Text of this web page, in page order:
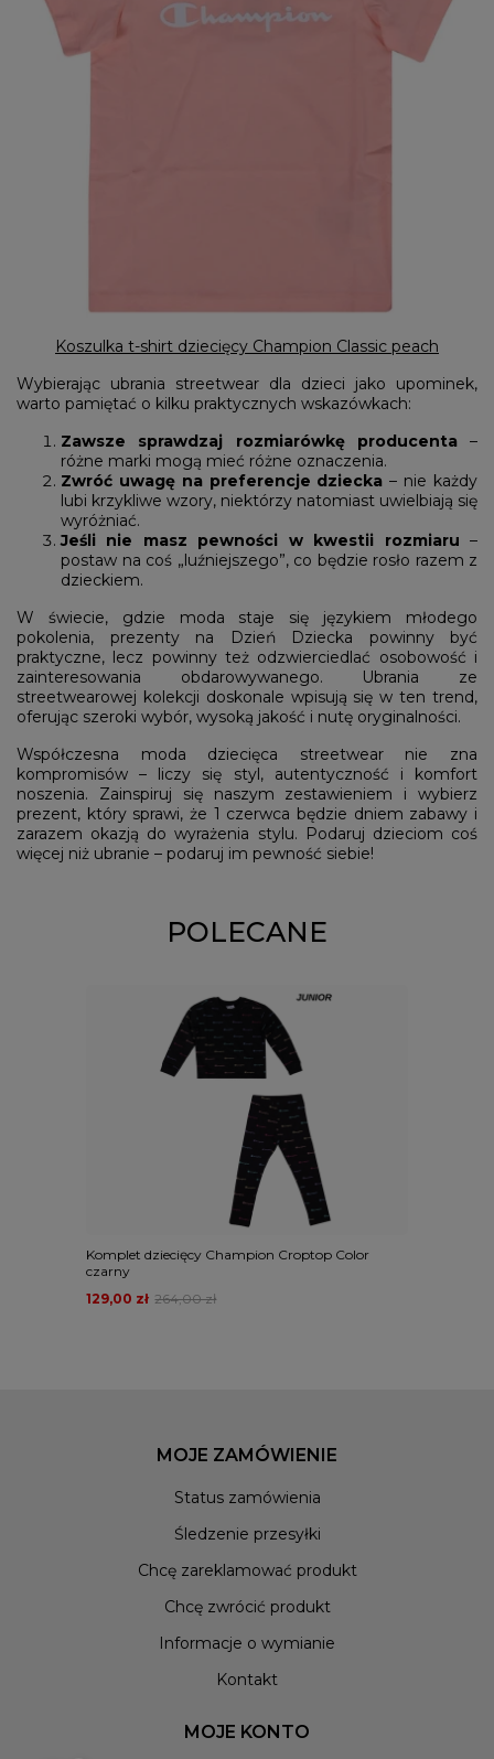
Koszulka t-shirt dziecięcy Champion Classic peach
Wybierając ubrania streetwear dla dzieci jako upominek,
warto pamiętać o kilku praktycznych wskazówkach:
Zawsze sprawdzaj rozmiarówkę producenta–
różne marki mogą mieć różne oznaczenia.
Zwróć uwagę na preferencje dziecka – nie każdy
lubi krzykliwe wzory, niektórzy natomiast uwielbiają się
wyróżniać.
Jeśli nie masz pewności w kwestii rozmiaru –
postaw na coś „luźniejszego”, co będzie rosło razem z
dzieckiem.
W świecie, gdzie moda staje się językiem młodego
pokolenia, prezenty na Dzień Dziecka powinny być
praktyczne, lecz powinny też odzwierciedlać osobowość i
zainteresowania obdarowywanego. Ubrania ze
streetwearowej kolekcji doskonale wpisują się w ten trend,
oferując szeroki wybór, wysoką jakość i nutę oryginalności.
Współczesna moda dziecięca streetwear nie zna
kompromisów – liczy się styl, autentyczność i komfort
noszenia. Zainspiruj się naszym zestawieniem i wybierz
prezent, który sprawi, że 1 czerwca będzie dniem zabawy i
zarazem okazją do wyrażenia stylu. Podaruj dzieciom coś
więcej niż ubranie – podaruj im pewność siebie!
POLECANE
Komplet dziecięcy Champion Croptop Color
czarny
264,00 zł
129,00 zł
MOJE ZAMÓWIENIE
Status zamówienia
Śledzenie przesyłki
Chcę zareklamować produkt
Chcę zwrócić produkt
Informacje o wymianie
Kontakt
MOJE KONTO